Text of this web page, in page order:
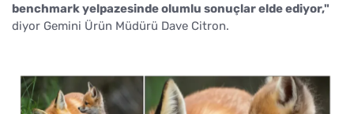
benchmark yelpazesinde olumlu sonuçlar elde ediyor,"
diyor Gemini Ürün Müdürü Dave Citron.